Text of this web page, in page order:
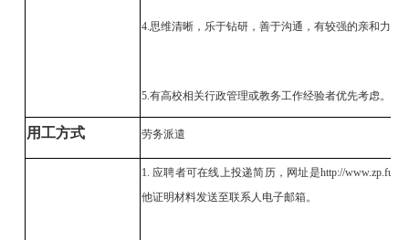
4.思维清晰，乐于钻研，善于沟通，有较强的亲和力、
5.有高校相关行政管理或教务工作经验者优先考虑。
用工方式 劳务派遣
1. 应聘者可在线上投递简历，网址是http://
他证明材料发送至联系人电子邮箱。